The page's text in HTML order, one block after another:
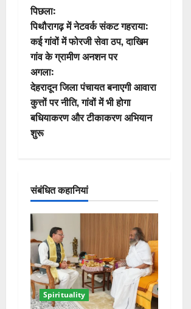
पो
स्ट
ने
वि
गे
श
पिछला:
पिथौरागढ़ में नेटवर्क संकट गहराया:
कई गांवों में फोरजी सेवा ठप, दाखिम
गांव के ग्रामीण अनशन पर
अगला:
देहरादून जिला पंचायत बनाएगी आवारा
कुत्तों पर नीति, गांवों में भी होगा
बधियाकरण और टीकाकरण अभियान
शुरू
संबंधित कहानियां
Spirituality